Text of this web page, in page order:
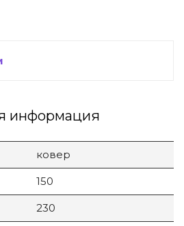
информация
ковер
150
230